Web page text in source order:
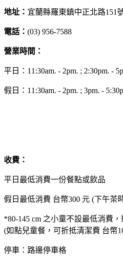
地址： 宜蘭縣羅東鎮中正北路151
電話： (03) 956-7588
營業時間：
平日：11:30am. - 2pm. ; 2:30pm. -
假日：11:30am. - 2pm. ; 3pm. -
收費：
平日最低消費一份餐點或飲品
假日最低消費 台幣300 元 (下午茶
*80-145 cm 之小童不設最低消費
(如點兒童餐，可折抵清潔費 台幣
停車：路邊停車格